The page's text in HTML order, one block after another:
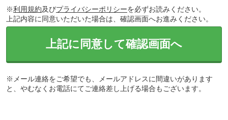
※利用規約及びプライバシーポリシーを必ずお読みください。
上記内容に同意いただいた場合は、確認画面へお進みください。
上記に同意して確認画面へ
※メール連絡をご希望でも、メールアドレスに間違いがあります
と、やむなくお電話にてご連絡差し上げる場合もございます。